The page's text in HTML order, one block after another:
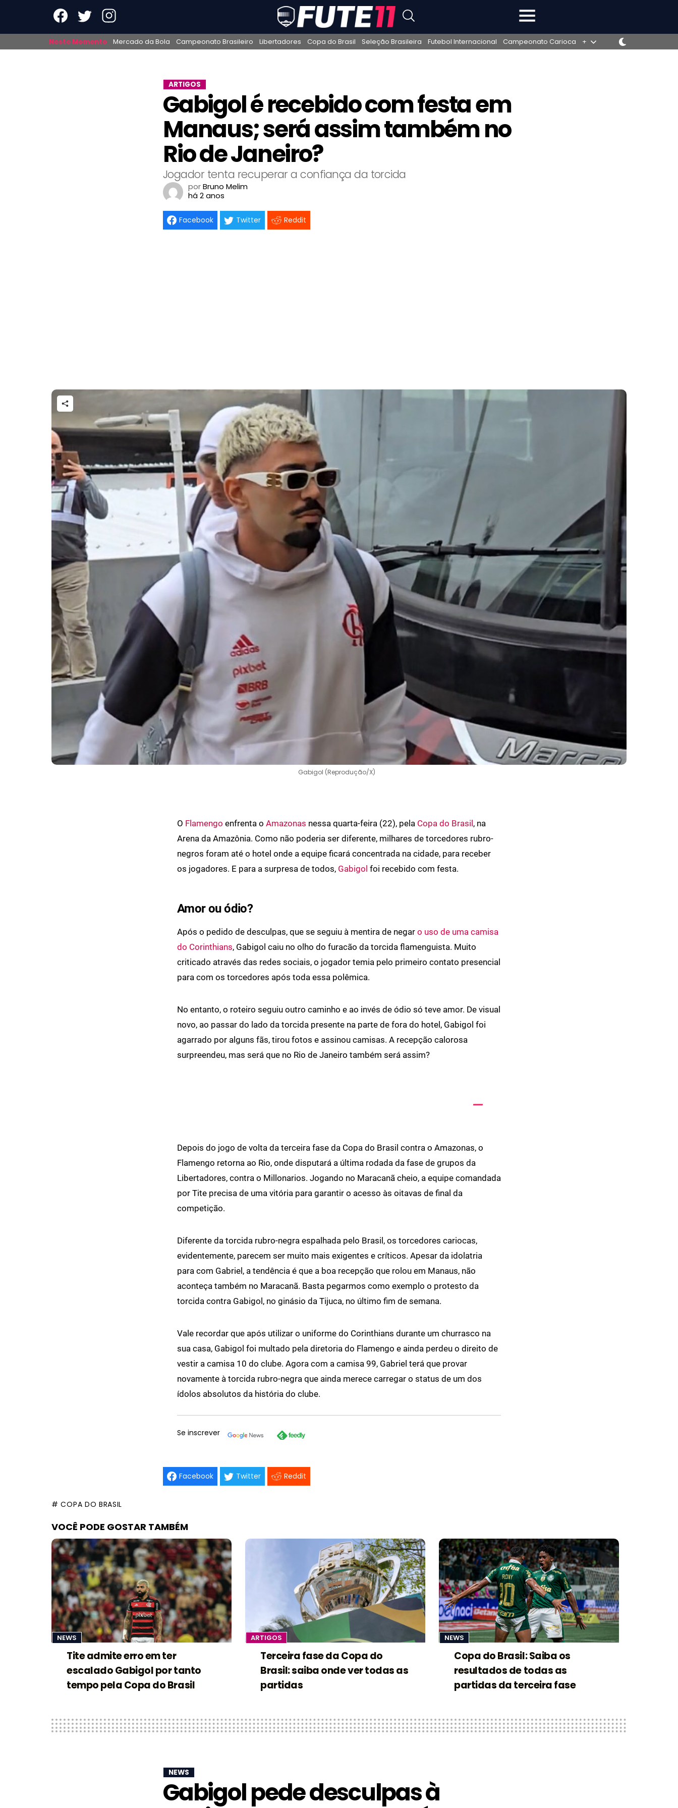
Neste Momento Mercado da Bola Campeonato Brasileiro Libertadores Copa do Brasil Seleção Brasileira Futebol Internacional Campeonato Carioca +
ARTIGOS
Gabigol é recebido com festa em
Manaus; será assim também no
Rio de Janeiro?
Jogador tenta recuperar a confiança da torcida
porBruno Melim
há 2 anos
Facebook Twitter Reddit
Gabigol (Reprodução/X)
O Flamengo enfrenta o Amazonas nessa quarta-feira (22), pela Copa do Brasil , na
Arena da Amazônia. Como não poderia ser diferente, milhares de torcedores rubro-
negros foram até o hotel onde a equipe ficará concentrada na cidade, para receber
os jogadores. E para a surpresa de todos, Gabigol foi recebido com festa.
Amor ou ódio?
Após o pedido de desculpas, que se seguiu à mentira de negar o uso de uma camisa
do Corinthians, Gabigol caiu no olho do furacão da torcida flamenguista. Muito
criticado através das redes sociais, o jogador temia pelo primeiro contato presencial
para com os torcedores após toda essa polêmica.
No entanto, o roteiro seguiu outro caminho e ao invés de ódio só teve amor. De visual
novo, ao passar do lado da torcida presente na parte de fora do hotel, Gabigol foi
agarrado por alguns fãs, tirou fotos e assinou camisas. A recepção calorosa
surpreendeu, mas será que no Rio de Janeiro também será assim?
Depois do jogo de volta da terceira fase da Copa do Brasil contra o Amazonas, o
Flamengo retorna ao Rio, onde disputará a última rodada da fase de grupos da
Libertadores, contra o Millonarios. Jogando no Maracanã cheio, a equipe comandada
por Tite precisa de uma vitória para garantir o acesso às oitavas de final da
competição.
Diferente da torcida rubro-negra espalhada pelo Brasil, os torcedores cariocas,
evidentemente, parecem ser muito mais exigentes e críticos. Apesar da idolatria
para com Gabriel, a tendência é que a boa recepção que rolou em Manaus, não
aconteça também no Maracanã. Basta pegarmos como exemplo o protesto da
torcida contra Gabigol, no ginásio da Tijuca, no último fim de semana.
Vale recordar que após utilizar o uniforme do Corinthians durante um churrasco na
sua casa, Gabigol foi multado pela diretoria do Flamengo e ainda perdeu o direito de
vestir a camisa 10 do clube. Agora com a camisa 99, Gabriel terá que provar
novamente à torcida rubro-negra que ainda merece carregar o status de um dos
ídolos absolutos da história do clube.
Se inscrever
Facebook Twitter Reddit
# COPA DO BRASIL
VOCÊ PODE GOSTAR TAMBÉM
NEWS
Tite admite erro em ter
escalado Gabigol por tanto
tempo pela Copa do Brasil
ARTIGOS
Terceira fase da Copa do
Brasil: saiba onde ver todas as
partidas
NEWS
Copa do Brasil: Saiba os
resultados de todas as
partidas da terceira fase
NEWS
Gabigol pede desculpas à